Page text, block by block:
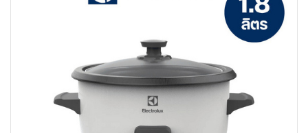
เครื่องดื่มและผงชงดื่ม
พระเครื่อง test pop